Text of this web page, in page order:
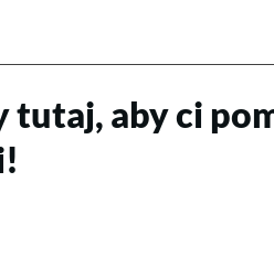
tutaj, aby ci